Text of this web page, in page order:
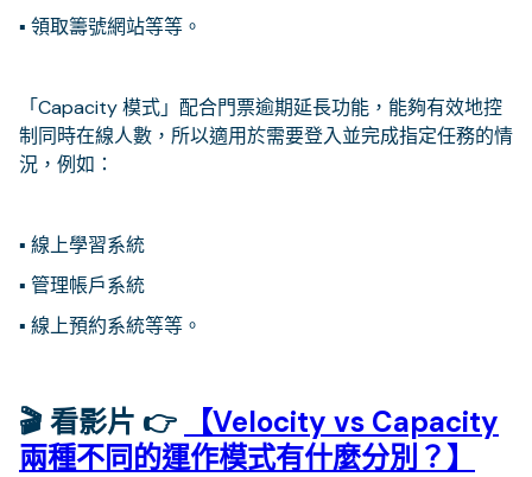
▪ 領取籌號網站等等。
「Capacity 模式」配合門票逾期延長功能，能夠有效地控
制同時在線人數，所以適用於需要登入並完成指定任務的情
況，例如：
▪ 線上學習系統
▪ 管理帳戶系統
▪ 線上預約系統等等。
🎬 看影片 👉
【Velocity vs Capacity
兩種不同的運作模式有什麼分別？】